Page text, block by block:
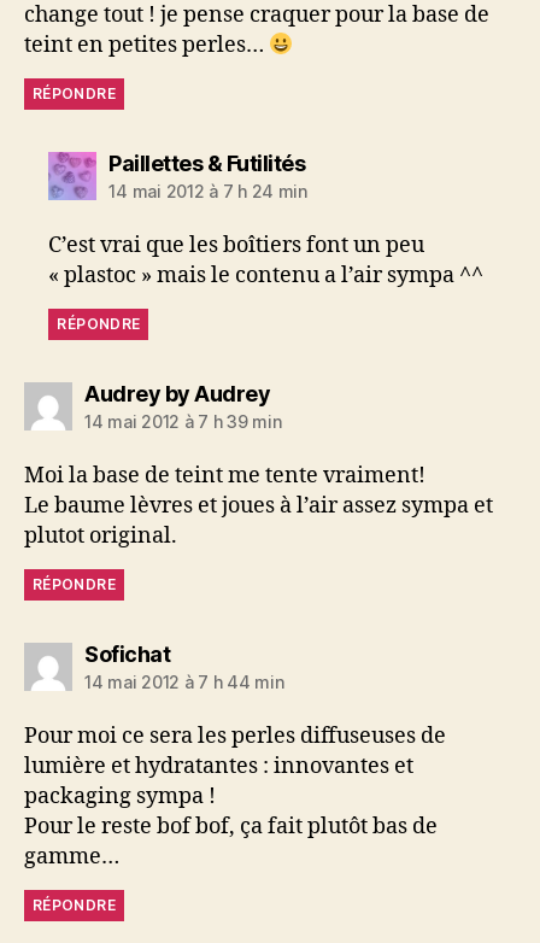
change tout ! je pense craquer pour la base de
teint en petites perles…
RÉPONDRE
Paillettes & Futilitésdit :
14 mai 2012 à 7 h 24 min
C’est vrai que les boîtiers font un peu
« plastoc » mais le contenu a l’air sympa ^^
RÉPONDRE
Audrey by Audreydit :
14 mai 2012 à 7 h 39 min
Moi la base de teint me tente vraiment!
Le baume lèvres et joues à l’air assez sympa et
plutot original.
RÉPONDRE
Sofichatdit :
14 mai 2012 à 7 h 44 min
Pour moi ce sera les perles diffuseuses de
lumière et hydratantes : innovantes et
packaging sympa !
Pour le reste bof bof, ça fait plutôt bas de
gamme…
RÉPONDRE